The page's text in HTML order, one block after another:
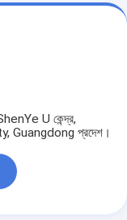
U কেন্দ্র,
Guangdong প্রদেশ।